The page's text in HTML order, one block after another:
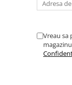
Vreau sa